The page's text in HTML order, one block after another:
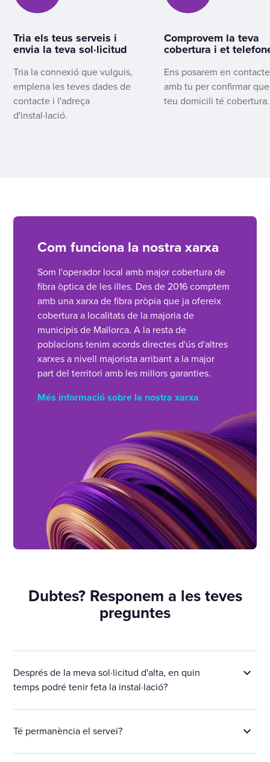
Tria els teus serveis i
envia la teva sol·licitud
Tria la connexió que vulguis,
emplena les teves dades de
contacte i l'adreça
d'instal·lació.
Comprovem la teva
cobertura i et
Ens posarem en contacte
amb tu per confirmar
teu domicili té cobertura.
Com funciona la nostra xarxa
Som l'operador local amb major cobertura de
fibra òptica de les illes. Des de 2016 comptem
amb una xarxa de fibra pròpia que ja ofereix
cobertura a localitats de la majoria de
municipis de Mallorca. A la resta de
poblacions tenim acords directes d'ús d'altres
xarxes a nivell majorista arribant a la major
part del territori amb les millors garanties.
Més informació sobre la nostra xarxa
Dubtes? Responem a les teves
preguntes
Després de la meva sol·licitud d'alta, en quin
temps podré tenir feta la instal·lació?
Té permanència el servei?